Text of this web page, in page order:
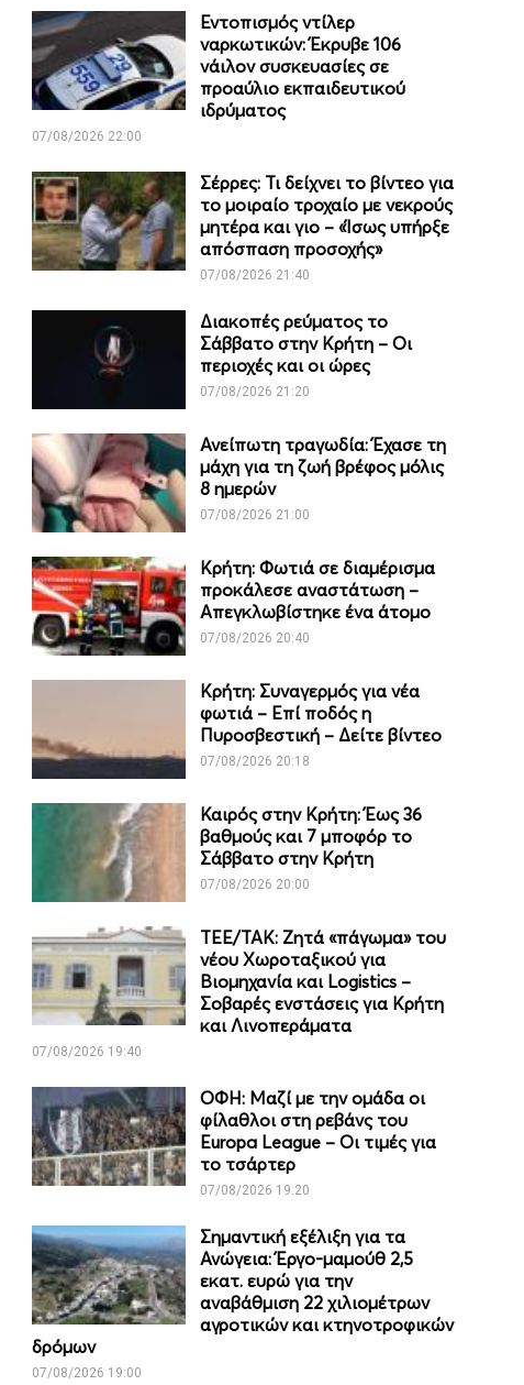
Εντοπισμός ντίλερ
ναρκωτικών: Έκρυβε 106
νάιλον συσκευασίες σε
προαύλιο εκπαιδευτικού
ιδρύματος
07/08/2026 22:00
Σέρρες: Τι δείχνει το βίντεο για
το μοιραίο τροχαίο με νεκρούς
μητέρα και γιο – «Ίσως υπήρξε
απόσπαση προσοχής»
07/08/2026 21:40
Διακοπές ρεύματος το
Σάββατο στην Κρήτη – Οι
περιοχές και οι ώρες
07/08/2026 21:20
Ανείπωτη τραγωδία: Έχασε τη
μάχη για τη ζωή βρέφος μόλις
8 ημερών
07/08/2026 21:00
Κρήτη: Φωτιά σε διαμέρισμα
προκάλεσε αναστάτωση –
Απεγκλωβίστηκε ένα άτομο
07/08/2026 20:40
Κρήτη: Συναγερμός για νέα
φωτιά – Επί ποδός η
Πυροσβεστική – Δείτε βίντεο
07/08/2026 20:18
Καιρός στην Κρήτη: Έως 36
βαθμούς και 7 μποφόρ το
Σάββατο στην Κρήτη
07/08/2026 20:00
ΤΕΕ/ΤΑΚ: Ζητά «πάγωμα» του
νέου Χωροταξικού για
Βιομηχανία και Logistics –
Σοβαρές ενστάσεις για Κρήτη
και Λινοπεράματα
07/08/2026 19:40
ΟΦΗ: Μαζί με την ομάδα οι
φίλαθλοι στη ρεβάνς του
Europa League – Οι τιμές για
το τσάρτερ
07/08/2026 19:20
Σημαντική εξέλιξη για τα
Ανώγεια: Έργο-μαμούθ 2,5
εκατ. ευρώ για την
αναβάθμιση 22 χιλιομέτρων
αγροτικών και κτηνοτροφικών
δρόμων
07/08/2026 19:00